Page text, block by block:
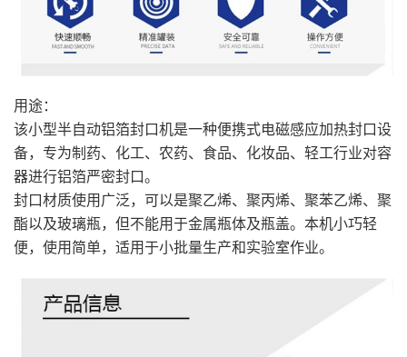
用途：
该小型半自动铝箔封口机是一种便携式电磁感应加热封口设
备，专为制药、化工、农药、食品、化妆品、轻工行业对容
器进行铝箔严密封口。
封口材质使用广泛，可以是聚乙烯、聚丙烯、聚苯乙烯、聚
酯以及玻璃瓶，但不能用于金属瓶体及瓶盖。本机小巧轻
便，使用简单，适用于小批量生产和实验室作业。